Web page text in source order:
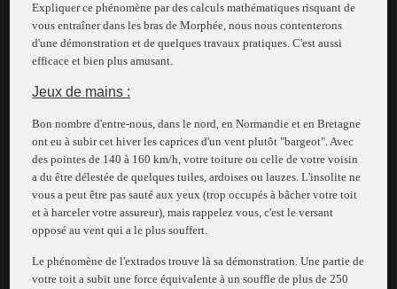
Expliquer ce phénomène par des calculs mathématiques risquant de
vous entraîner dans les bras de Morphée, nous nous contenterons
d'une démonstration et de quelques travaux pratiques. C'est aussi
efficace et bien plus amusant.
Jeux de mains :
Bon nombre d'entre-nous, dans le nord, en Normandie et en Bretagne
ont eu à subir cet hiver les caprices d'un vent plutôt "bargeot". Avec
des pointes de 140 à 160 km/h, votre toiture ou celle de votre voisin
a du être délestée de quelques tuiles, ardoises ou lauzes. L'insolite ne
vous a peut être pas sauté aux yeux (trop occupés à bâcher votre toit
et à harceler votre assureur), mais rappelez vous, c'est le versant
opposé au vent qui a le plus souffert.
Le phénomène de l'extrados trouve là sa démonstration. Une partie de
votre toit a subit une force équivalente à un souffle de plus de 250